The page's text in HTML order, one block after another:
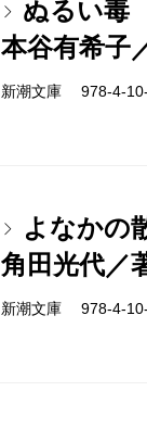
ぬるい毒
本谷有希子
新潮文庫 978-4-
よなかの
角田光代／
新潮文庫 978-4-